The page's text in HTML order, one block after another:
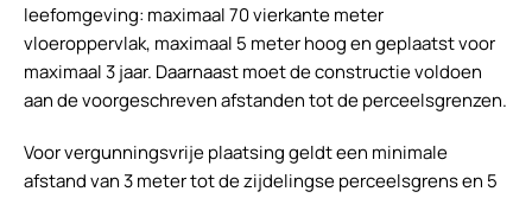
leefomgeving: maximaal 70 vierkante meter
vloeroppervlak, maximaal 5 meter hoog en geplaatst voor
maximaal 3 jaar. Daarnaast moet de constructie voldoen
aan de voorgeschreven afstanden tot de perceelsgrenzen.
Voor vergunningsvrije plaatsing geldt een minimale
afstand van 3 meter tot de zijdelingse perceelsgrens en 5